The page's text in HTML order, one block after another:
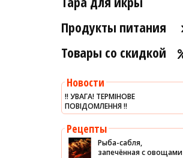
Мясо гребешка
Рапаны
Устрицы
Другое
Рыба холодного и
Продукты питания
Оливковое масло
Уксус
Сыры
Соусы
Сладости
Товары со скидкой
Новости
‼️ УВАГА! ТЕРМІНОВЕ
ПОВІДОМЛЕННЯ ‼️
Рецепты
Рыба-сабля,
запечённая с овощами